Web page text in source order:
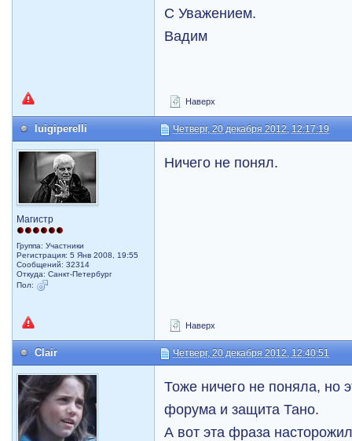
С Уважением.
Вадим
Наверх
luigiperelli Четверг, 20 декабря 2012, 12:17:19
Магистр
Группа: Участники
Регистрация: 5 Янв 2008, 19:55
Сообщений: 32314
Откуда: Санкт-Петербург
Пол:
Ничего не понял.
Наверх
Clair Четверг, 20 декабря 2012, 12:40:51
Тоже ничего не поняла, но
форума и защита Тано.
А вот эта фраза